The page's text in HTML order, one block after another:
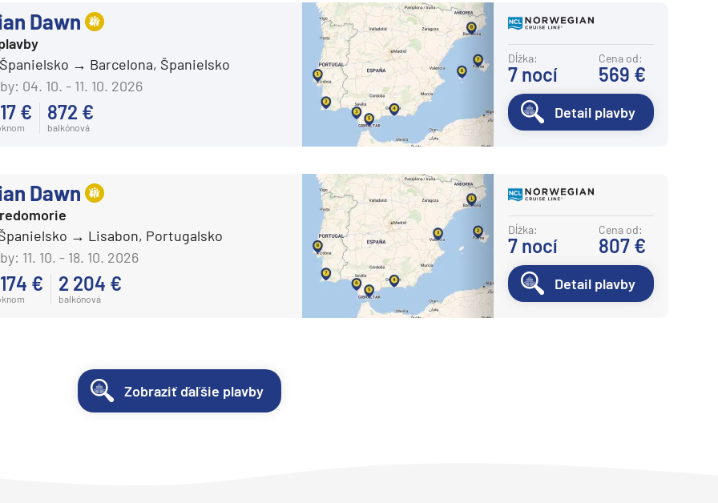
Dawn
Barcelona, Španielsko
04. 10. - 11. 10. 2026
€ 872 €
balkónová
Dĺžka:
7 nocí
Cena od:
569 €
Detail plavby
Dawn
Lisabon, Portugalsko
11. 10. - 18. 10. 2026
€ 2 204 €
balkónová
Dĺžka:
7 nocí
Cena od:
807 €
Detail plavby
Zobraziť ďaľšie plavby